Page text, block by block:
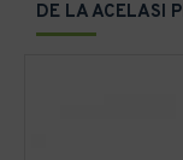
DE LA ACELASI